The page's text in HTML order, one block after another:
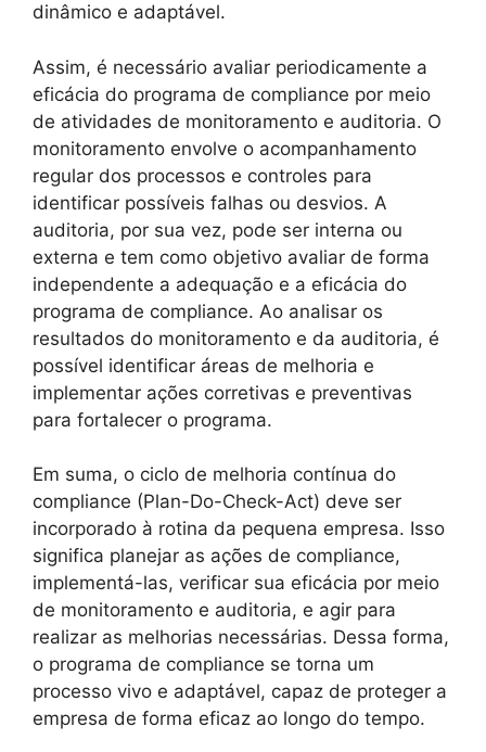
dinâmico e adaptável.
Assim, é necessário avaliar periodicamente a
eficácia do programa de compliance por meio
de atividades de monitoramento e auditoria. O
monitoramento envolve o acompanhamento
regular dos processos e controles para
identificar possíveis falhas ou desvios. A
auditoria, por sua vez, pode ser interna ou
externa e tem como objetivo avaliar de forma
independente a adequação e a eficácia do
programa de compliance. Ao analisar os
resultados do monitoramento e da auditoria, é
possível identificar áreas de melhoria e
implementar ações corretivas e preventivas
para fortalecer o programa.
Em suma, o ciclo de melhoria contínua do
compliance (Plan-Do-Check-Act) deve ser
incorporado à rotina da pequena empresa. Isso
significa planejar as ações de compliance,
implementá-las, verificar sua eficácia por meio
de monitoramento e auditoria, e agir para
realizar as melhorias necessárias. Dessa forma,
o programa de compliance se torna um
processo vivo e adaptável, capaz de proteger a
empresa de forma eficaz ao longo do tempo.